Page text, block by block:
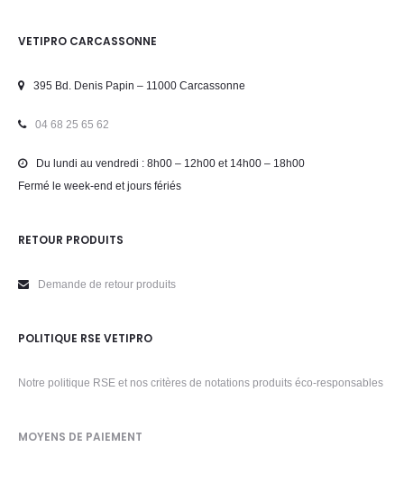
VETIPRO CARCASSONNE
395 Bd. Denis Papin – 11000 Carcassonne
04 68 25 65 62
Du lundi au vendredi : 8h00 – 12h00 et 14h00 – 18h00
Fermé le week-end et jours fériés
RETOUR PRODUITS
Demande de retour produits
POLITIQUE RSE VETIPRO
Notre politique RSE et nos critères de notations produits éco-responsables
MOYENS DE PAIEMENT